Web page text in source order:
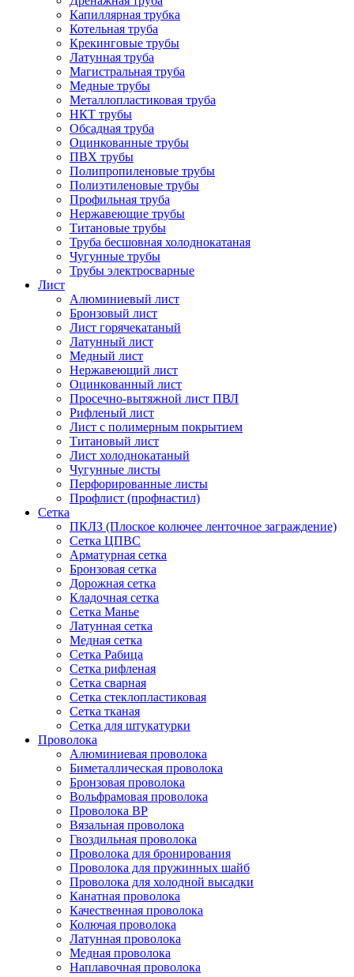
Капиллярная трубка
Котельная труба
Крекинговые трубы
Латунная труба
Магистральная труба
Медные трубы
Металлопластиковая труба
НКТ трубы
Обсадная труба
Оцинкованные трубы
ПВХ трубы
Полипропиленовые трубы
Полиэтиленовые трубы
Профильная труба
Нержавеющие трубы
Титановые трубы
Труба бесшовная холоднокатаная
Чугунные трубы
Трубы электросварные
Лист
Алюминиевый лист
Бронзовый лист
Лист горячекатаный
Латунный лист
Медный лист
Нержавеющий лист
Оцинкованный лист
Просечно-вытяжной лист ПВЛ
Рифленый лист
Лист с полимерным покрытием
Титановый лист
Лист холоднокатаный
Чугунные листы
Перфорированные листы
Профлист (профнастил)
Сетка
ПКЛЗ (Плоское колючее ленточное заграждение)
Сетка ЦПВС
Арматурная сетка
Бронзовая сетка
Дорожная сетка
Кладочная сетка
Сетка Манье
Латунная сетка
Медная сетка
Сетка Рабица
Сетка рифленая
Сетка сварная
Сетка стеклопластиковая
Сетка тканая
Сетка для штукатурки
Проволока
Алюминиевая проволока
Биметаллическая проволока
Бронзовая проволока
Вольфрамовая проволока
Проволока ВР
Вязальная проволока
Гвоздильная проволока
Проволока для бронирования
Проволока для пружинных шайб
Проволока для холодной высадки
Канатная проволока
Качественная проволока
Колючая проволока
Латунная проволока
Медная проволока
Наплавочная проволока